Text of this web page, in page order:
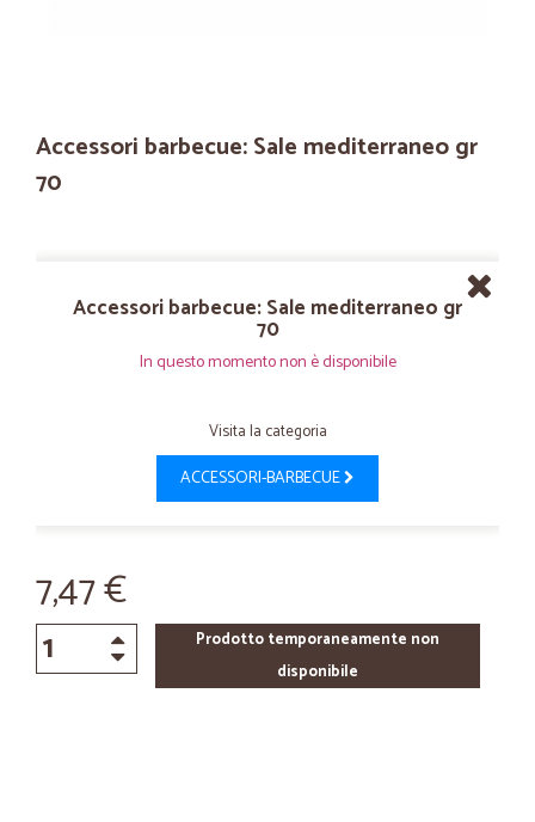
Accessori barbecue: Sale mediterraneo gr
70
Accessori barbecue: Sale mediterraneo gr
70
In questo momento non è disponibile
Visita la categoria
ACCESSORI-BARBECUE
7,47 €
Prodotto temporaneamente non
disponibile